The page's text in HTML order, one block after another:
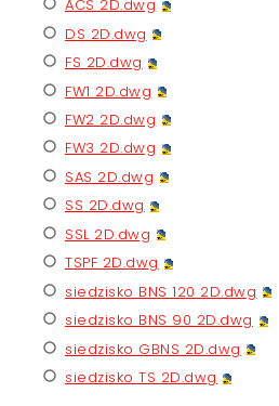
ACS 2D.dwg
DS 2D.dwg
FS 2D.dwg
FW1 2D.dwg
FW2 2D.dwg
FW3 2D.dwg
SAS 2D.dwg
SS 2D.dwg
SSL 2D.dwg
TSPF 2D.dwg
siedzisko BNS 120 2D.dwg
siedzisko BNS 90 2D.dwg
siedzisko GBNS 2D.dwg
siedzisko TS 2D.dwg